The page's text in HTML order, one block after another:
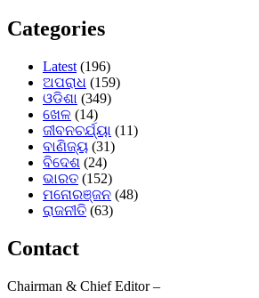
Categories
Latest (196)
ଅପରାଧ (159)
ଓଡିଶା (349)
ଖେଳ (14)
ଜୀବନଚର୍ଯ୍ୟା (11)
ବାଣିଜ୍ୟ (31)
ବିଦେଶ (24)
ଭାରତ (152)
ମନୋରଞ୍ଜନ (48)
ରାଜନୀତି (63)
Contact
Chairman & Chief Editor –